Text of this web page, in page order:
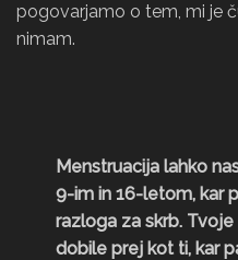
pogovarjamo o tem, mi je
nimam.
Menstruacija lahko
9-im in 16-letom, kar
razloga za skrb.
dobile prej kot ti, kar